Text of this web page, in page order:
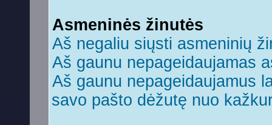
Asmeninės žinutės
Aš negaliu siųsti asmeninių
Aš gaunu nepageidaujamas
Aš gaunu nepageidaujamus
savo pašto dėžutę nuo